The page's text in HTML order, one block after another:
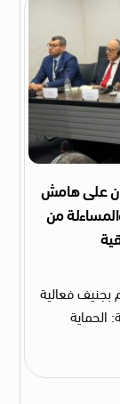
على هامش
من
الأمم بجنيف فعالية
الحماية